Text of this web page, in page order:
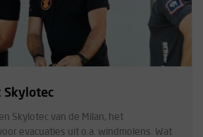
Skylotec
Skylotec van de Milan, het
evacuaties uit o.a. windmolens. Wat